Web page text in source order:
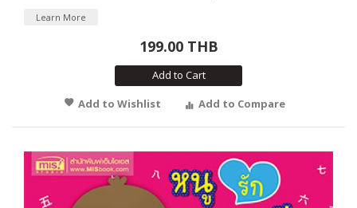
Learn More
199.00 THB
Add to Cart
Add to Wishlist
Add to Compare